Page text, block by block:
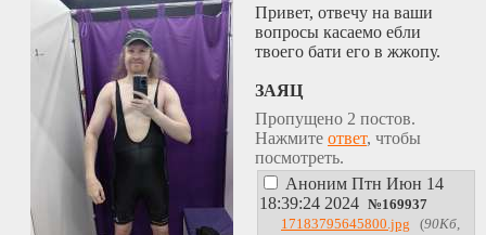
Привет, отвечу на ваши
вопросы касаемо ебли
твоего бати его в жжопу.
ЗАЯЦ
Пропущено 2 постов.
Нажмите ответ, чтобы
посмотреть.
Аноним Птн Июн 14
18:39:24 2024 №169937
17183795645800.jpg (90Кб,